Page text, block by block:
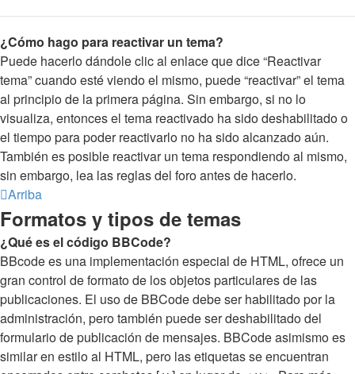
¿Cómo hago para reactivar un tema?
Puede hacerlo dándole clic al enlace que dice “Reactivar
tema” cuando esté viendo el mismo, puede “reactivar” el tema
al principio de la primera página. Sin embargo, si no lo
visualiza, entonces el tema reactivado ha sido deshabilitado o
el tiempo para poder reactivarlo no ha sido alcanzado aún.
También es posible reactivar un tema respondiendo al mismo,
sin embargo, lea las reglas del foro antes de hacerlo.
Arriba
Formatos y tipos de temas
¿Qué es el código BBCode?
BBcode es una implementación especial de HTML, ofrece un
gran control de formato de los objetos particulares de las
publicaciones. El uso de BBCode debe ser habilitado por la
administración, pero también puede ser deshabilitado del
formulario de publicación de mensajes. BBCode asimismo es
similar en estilo al HTML, pero las etiquetas se encuentran